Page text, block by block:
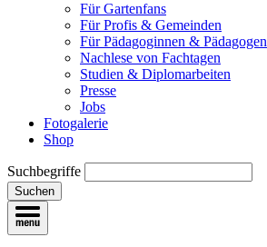
Für Gartenfans
Für Profis & Gemeinden
Für Pädagoginnen & Pädagogen
Nachlese von Fachtagen
Studien & Diplomarbeiten
Presse
Jobs
Fotogalerie
Shop
Suchbegriffe
Suchen